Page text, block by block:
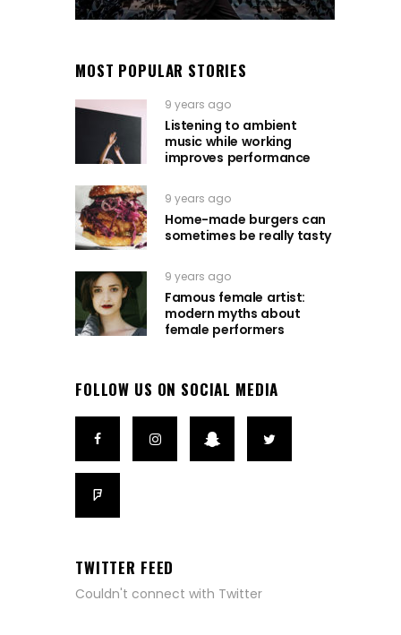
MOST POPULAR STORIES
9 years ago
Listening to ambient
music while working
improves performance
9 years ago
Home-made burgers can
sometimes be really tasty
9 years ago
Famous female artist:
modern myths about
female performers
FOLLOW US ON SOCIAL MEDIA
TWITTER FEED
Couldn't connect with Twitter